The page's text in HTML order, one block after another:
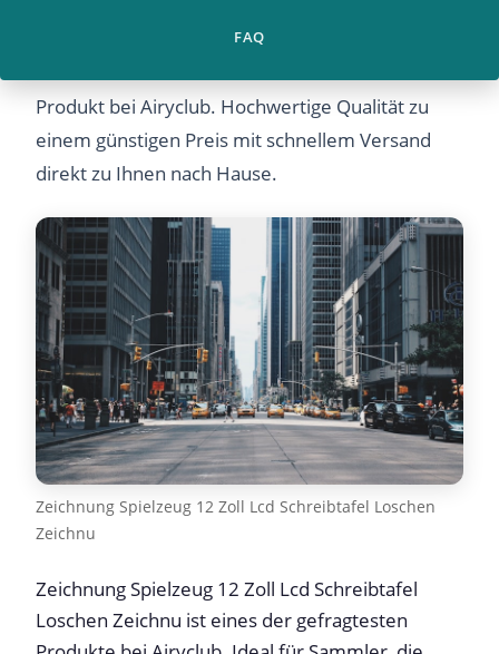
FAQ
Zeichnung Spielzeug 12 Zoll Lcd Schreibtafel
Produkt bei Airyclub. Hochwertige Qualität zu
einem günstigen Preis mit schnellem Versand
direkt zu Ihnen nach Hause.
Zeichnung Spielzeug 12 Zoll Lcd Schreibtafel Loschen
Zeichnu
Zeichnung Spielzeug 12 Zoll Lcd Schreibtafel
Loschen Zeichnu ist eines der gefragtesten